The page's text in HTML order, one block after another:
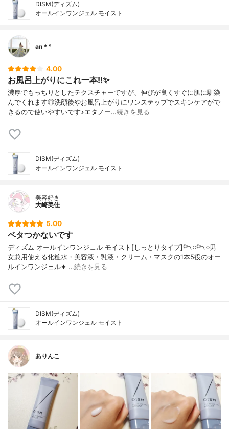
DISM(ディズム)
オールインワンジェル モイスト
an＊°
4.00
お風呂上がりにこれ一本‼︎✨
濃厚でもっちりとしたテクスチャーですが、伸びが良くすぐに肌に馴染
んでくれます◎洗顔後やお風呂上がりにワンステップでスキンケアがで
きるので使いやすいです♪エタノー…続きを見る
DISM(ディズム)
オールインワンジェル モイスト
美容好き
大崎美佳
5.00
ベタつかないです
ディズム オールインワンジェル モイスト[しっとりタイプ]𓆸𓈒𓏸𓆸𓈒𓏸男
女兼用使える化粧水・美容液・乳液・クリーム・マスクの1本5役のオー
ルインワンジェル∗ ︎…続きを見る
DISM(ディズム)
オールインワンジェル モイスト
ありんこ